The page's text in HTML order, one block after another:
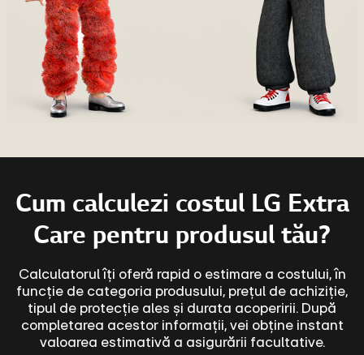
Cum calculezi costul LG Extra
Care pentru produsul tău?
Calculatorul îți oferă rapid o estimare a costului, în
funcție de categoria produsului, prețul de achiziție,
tipul de protecție ales și durata acoperirii. După
completarea acestor informații, vei obține instant
valoarea estimativă a asigurării facultative.